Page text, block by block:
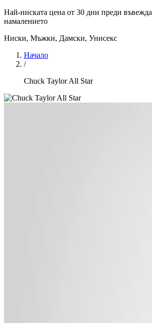
Най-ниската цена от 30 дни преди
намалението
Ниски, Мъжки, Дамски, Унисекс
Начало
/
Chuck Taylor All Star